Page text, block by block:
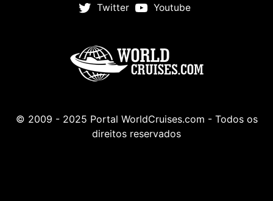
Twitter
Youtube
© 2009 - 2025 Portal WorldCruises.com - Todos os
direitos reservados